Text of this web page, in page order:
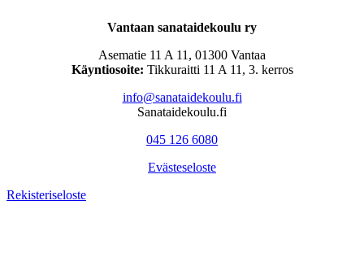
Vantaan sanataidekoulu ry
Asematie 11 A 11, 01300 Vantaa
Käyntiosoite: Tikkuraitti 11 A 11, 3. kerros
info@sanataidekoulu.fi
Sanataidekoulu.fi
045 126 6080
Evästeseloste
Rekisteriseloste